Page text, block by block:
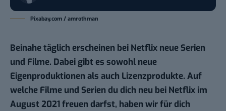
Pixabay.com / amrothman
Beinahe täglich erscheinen bei Netflix neue Serien
und Filme. Dabei gibt es sowohl neue
Eigenproduktionen als auch Lizenzprodukte. Auf
welche Filme und Serien du dich neu bei Netflix im
August 2021 freuen darfst, haben wir für dich